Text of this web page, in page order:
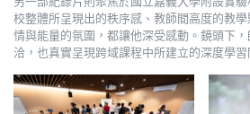
校整體所呈現出的秩序感、教師間高度的教
情與能量的氛圍，都讓他深受感動。鏡頭下
洽，也真實呈現跨域課程中所建立的深度學習